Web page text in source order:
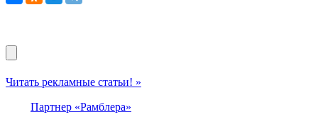
Читать рекламные статьи! »
Партнер «Рамблера»